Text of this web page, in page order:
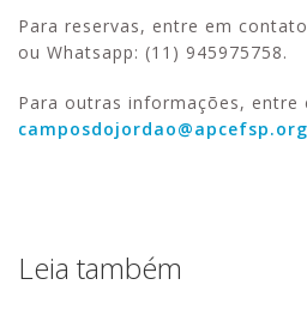
Para reservas, entre em
ou Whatsapp: (11) 945975758.
Para outras informações,
Leia também